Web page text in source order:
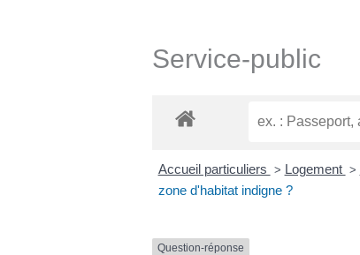
Service-public
Accueil particuliers > Logement >
zone d'habitat indigne ?
Question-réponse